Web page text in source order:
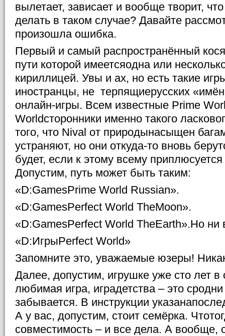
вылетает, зависает и вообще творит,
делать в таком случае? Давайте
произошла ошибка.
Первый и самый распространённый
пути которой имеетсяодна или
кириллицей. Увы и ах, но есть такие
иностранцы, не терпящиерусских
онлайн-игры. Всем известные Prime
Worldсторонники именно такого
того, что Nival от природынасыщен
устраняют, но они откуда-то вновь
будет, если к этому всему
Допустим, путь может быть таким:
«D:GamesPrime World Russian».
«D:GamesPerfect World TheMoon».
«D:GamesPerfect World TheEarth».Но ни
«D:ИгрыPerfect World»
Запомните это, уважаемые юзеры!
Далее, допустим, игрушке уже сто лет
любимая игра, иградетства – это
забывается. В инструкции
А у вас, допустим, стоит семёрка.
совместимость – и все дела. А вообще,